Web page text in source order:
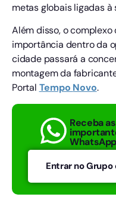
metas globais ligadas
Além disso, o
importância dentro da
cidade passará a
montagem da
Portal Tempo Novo.
Receba
Entrar no